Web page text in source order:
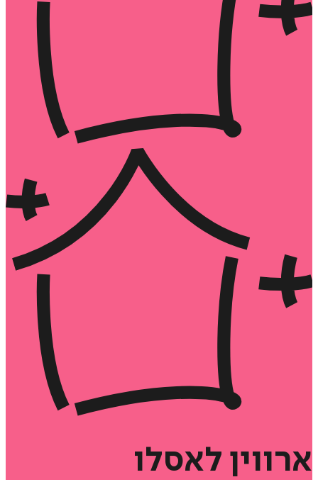
ארווין לאסלו